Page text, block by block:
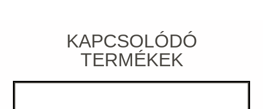
KAPCSOLÓDÓ
TERMÉKEK